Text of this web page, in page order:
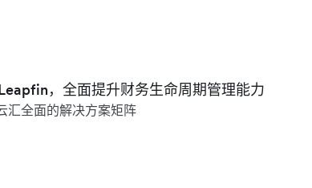
，全面提升财务生命周期管理能力
汇全面的解决方案矩阵